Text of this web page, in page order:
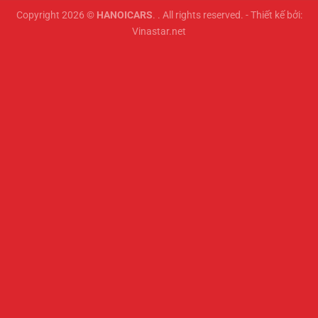
Copyright 2026 © HANOICARS. . All rights reserved. - Thiết kế bởi:
Vinastar.net